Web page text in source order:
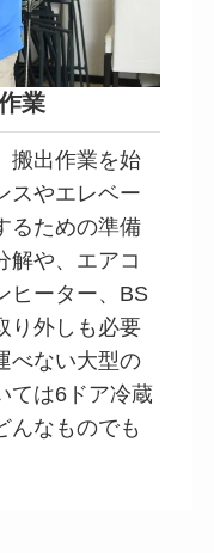
業
搬出作業を始
スやエレベー
るための準備
解や、エアコ
ヒーター、BS
り外しも必要
べない大型の
ては6ドア冷蔵
んなものでも